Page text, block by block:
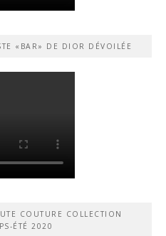
«BAR» DE DIOR DÉVOILÉE
COUTURE COLLECTION
ÉTÉ 2020